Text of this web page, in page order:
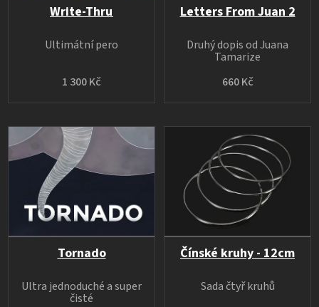
Write-Thru
1 300 Kč
Ultimátní pero
Letters From Juan 2
660 Kč
Druhý dopis od Juana
Tamarize
Tornado
Ultra jednoduché a super
čisté
Čínské kruhy - 12cm
Sada čtyř kruhů